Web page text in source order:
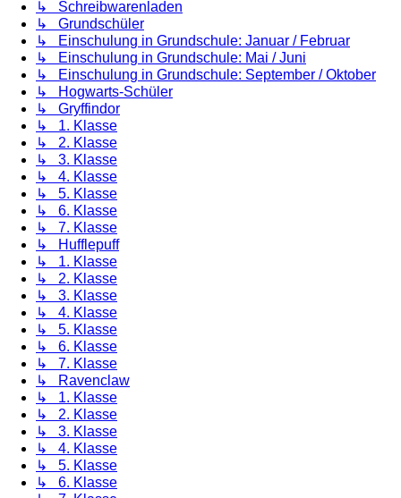
↳ Schreibwarenladen
↳ Grundschüler
↳ Einschulung in Grundschule: Januar / Februar
↳ Einschulung in Grundschule: Mai / Juni
↳ Einschulung in Grundschule: September / Oktober
↳ Hogwarts-Schüler
↳ Gryffindor
↳ 1. Klasse
↳ 2. Klasse
↳ 3. Klasse
↳ 4. Klasse
↳ 5. Klasse
↳ 6. Klasse
↳ 7. Klasse
↳ Hufflepuff
↳ 1. Klasse
↳ 2. Klasse
↳ 3. Klasse
↳ 4. Klasse
↳ 5. Klasse
↳ 6. Klasse
↳ 7. Klasse
↳ Ravenclaw
↳ 1. Klasse
↳ 2. Klasse
↳ 3. Klasse
↳ 4. Klasse
↳ 5. Klasse
↳ 6. Klasse